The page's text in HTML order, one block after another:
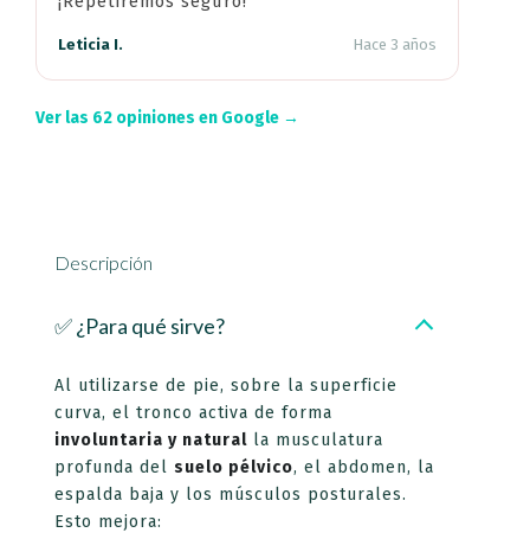
Leticia I. Hace 3 años
Ver las 62 opiniones en Google →
Descripción
✅ ¿Para qué sirve?
Al utilizarse de pie, sobre la superficie
curva, el tronco activa de forma
involuntaria y natural la musculatura
profunda delsuelo pélvico, el abdomen, la
espalda baja y los músculos posturales.
Esto mejora: